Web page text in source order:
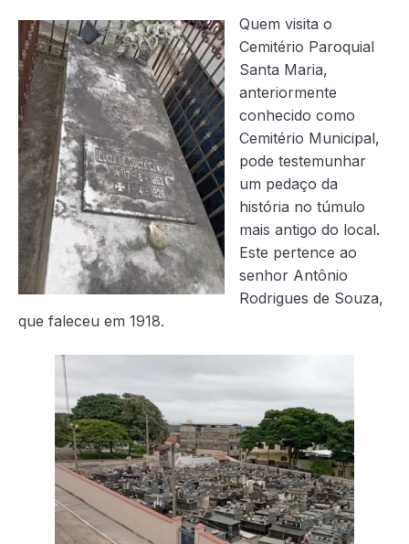
Quem visita o
Cemitério Paroquial
Santa Maria,
anteriormente
conhecido como
Cemitério Municipal,
pode testemunhar
um pedaço da
história no túmulo
mais antigo do local.
Este pertence ao
senhor Antônio
Rodrigues de Souza,
que faleceu em 1918.